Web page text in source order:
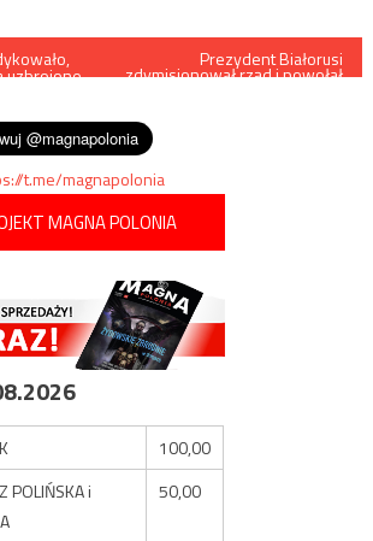
uzbrojone
Prezydent Białorusi
zdymisjonował rząd i powołał
t.me/magnapolonia
MAGNA POLONIA
100,00
POLIŃSKA i
50,00